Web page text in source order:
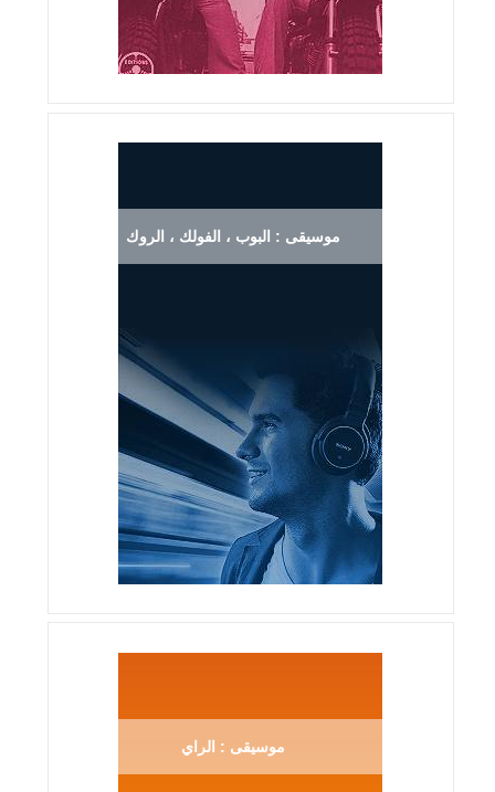
موسيقى : البوب ، الفولك ، الروك
موسيقى : الراي